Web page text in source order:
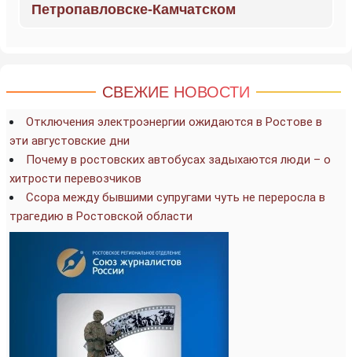
Петропавловске-Камчатском
СВЕЖИЕ НОВОСТИ
Отключения электроэнергии ожидаются в Ростове в
эти августовские дни
Почему в ростовских автобусах задыхаются люди – о
хитрости перевозчиков
Ссора между бывшими супругами чуть не переросла в
трагедию в Ростовской области